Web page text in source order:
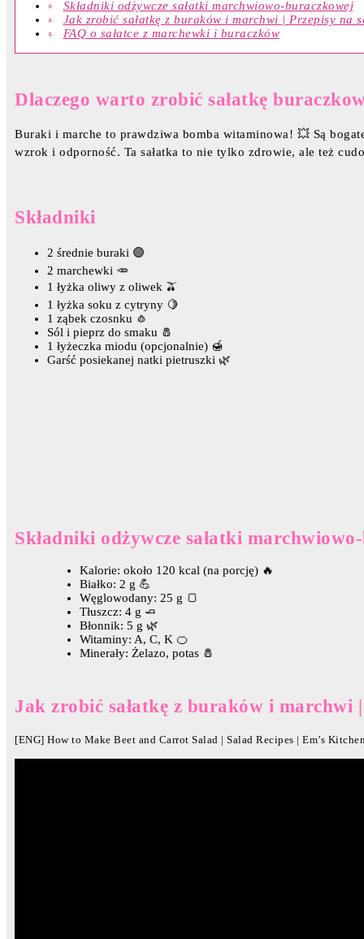
Składniki odżywcze sałatki marchwiowo-buraczkowej
Jak zrobić sałatkę z buraków i marchwi | Przepisy na
FAQ o sałatce z marchewki i buraczków
Dlaczego warto zrobić sałatkę
Buraki i marche to prawdziwa bomba witaminowa! 💥 Są
wzrok i odporność. Ta sałatka to nie tylko zdrowie, ale też
Składniki
2 średnie buraki 🟣
2 marchewki 🥕
1 łyżka oliwy z oliwek 🫒
1 łyżka soku z cytryny 🍋
1 ząbek czosnku 🧄
Sól i pieprz do smaku 🧂
1 łyżeczka miodu (opcjonalnie) 🍯
Garść posiekanej natki pietruszki 🌿
Składniki odżywcze sałatki
Kalorie: około 120 kcal (na porcję) 🔥
Białko: 2 g 💪
Węglowodany: 25 g 🍞
Tłuszcz: 4 g 🧈
Błonnik: 5 g 🌿
Witaminy: A, C, K 🍊
Minerały: Żelazo, potas 🧂
Jak zrobić sałatkę z buraków i marchwi
[ENG] How to Make Beet and Carrot Salad | Salad Recipes | Em’s